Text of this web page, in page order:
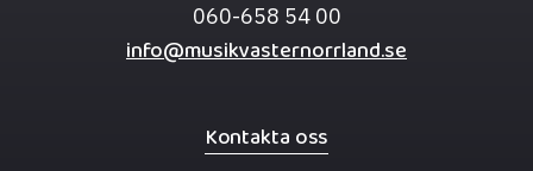
060-658 54 00
info@musikvasternorrland.se
Kontakta oss